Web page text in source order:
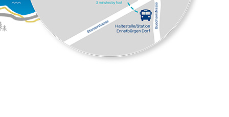
Zweistrahlmesstechnik. Sie ermöglicht
eine extrem tiefe Grundaufhellung. Die
Flasche oder Küvette wird bei
Messbeginn zentriert und während der